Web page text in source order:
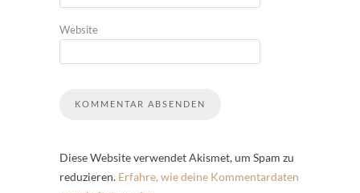
Website
Diese Website verwendet Akismet, um Spam zu
reduzieren. Erfahre, wie deine Kommentardaten